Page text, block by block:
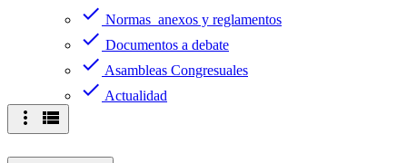
check Normas anexos y reglamentos
check Documentos a debate
check Asambleas Congresuales
check Actualidad
more_vert view_list